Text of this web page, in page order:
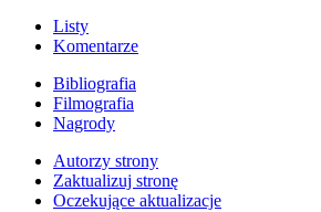
Listy
Komentarze
Bibliografia
Filmografia
Nagrody
Autorzy strony
Zaktualizuj stronę
Oczekujące aktualizacje